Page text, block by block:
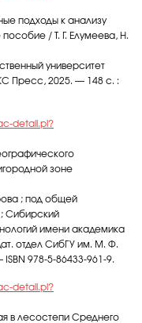
подходы к анализу
/ Т. Г. Елумеева, Н.
университет
Пресс, 2025. — 148 с. :
detail.pl?
зоне
; под общей
Сибирский
имени академика
отдел СибГУ им. М. Ф.
978-5-86433-961-9.
detail.pl?
в лесостепи Среднего